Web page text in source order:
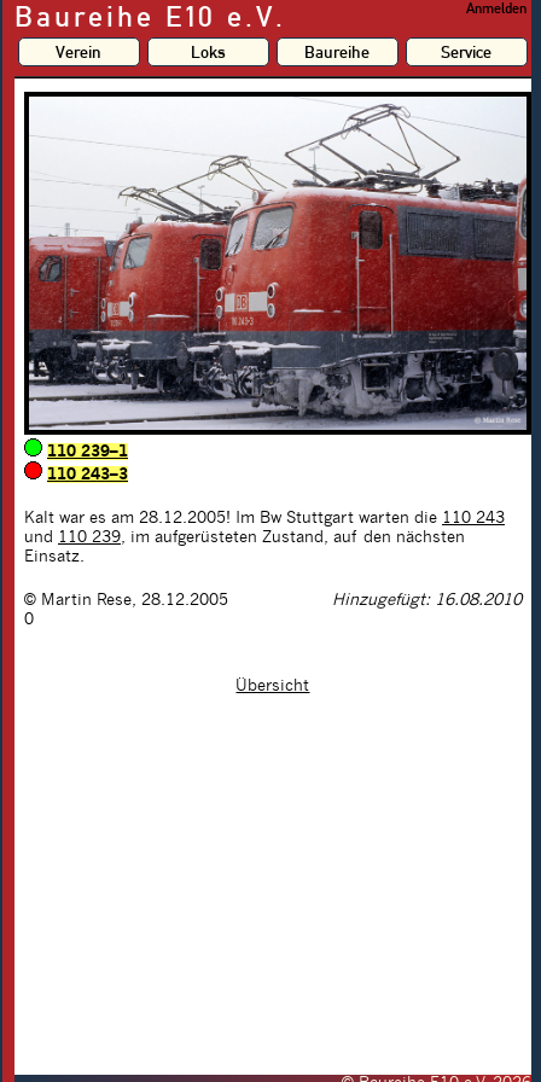
Baureihe E10 e.V. Anmelden
Verein Loks Baureihe Service
110 239–1
110 243–3
Kalt war es am 28.12.2005! Im Bw Stuttgart warten die 110 243
und 110 239 , im aufgerüsteten Zustand, auf den nächsten
Einsatz.
© Martin Rese 28.12.2005
Hinzugefügt: 16.08.2010
0
Übersicht